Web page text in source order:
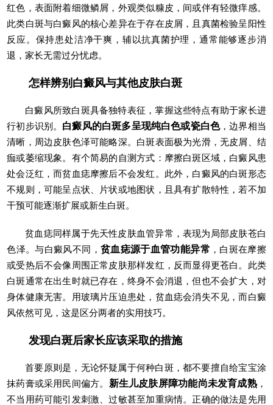
红色，表面附着细微鳞屑，外观类似糠皮，间或伴有轻微痒感。
此类白斑与白癜风的核心差异在于存在皮屑，且真菌检验呈阳性
反应。保持患处洁净干爽，辅以抗真菌护理，通常能够逐步消
退，家长无需过分忧虑。
怎样辨别白癜风与其他皮肤白斑
白癜风所致白斑具备独特表征，掌握这些特点有助于家长进
行初步识别。 白癜风的白斑多呈现纯白色或瓷白色，边界相当
清晰，周边皮肤色泽可能略深。白斑表面极为光滑，无皮屑、结
痂或萎缩现象。有个简易的自测方式：摩擦白斑区域，白癜风患
处会泛红，而贫血痣摩擦后不会发红。此外，白癜风的白斑形态
不规则，可能呈点状、片状或地图状，且具有扩散特性，若不加
干预可能逐渐扩展或新生白斑。
贫血痣同样属于先天性皮肤血管异常，表现为局部皮肤苍白
色泽。与白癜风不同， 贫血痣源于血管功能异常 ，白斑在摩擦
或受热后不会像周围正常皮肤那样发红，反而显得更苍白。此类
白斑通常在出生时就已存在，终身不会消退，但也不会扩大，对
身体健康无害。用玻璃片压迫患处，贫血痣会消失不见，而白癜
风依然可见，这是区分两者的实用技巧。
发现白斑后家长应该采取的措施
首要原则是，无论怀疑属于何种白斑，都不要擅自给宝宝涂
抹药膏或采用民间偏方。 新生儿皮肤屏障功能尚未发育成熟，
不当用药可能引发刺激、过敏甚至加重病情。正确的做法是先用